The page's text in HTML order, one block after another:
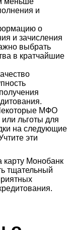
и
о
и зачисления
выбрать
в кратчайшие
МФО
льготы для
на следующие
эти
Монобанк
тщательный